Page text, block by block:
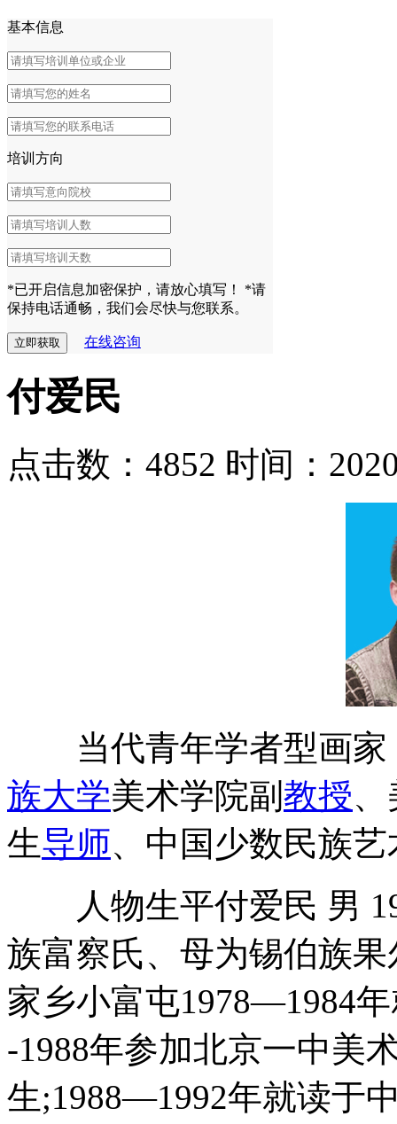
基本信息
培训方向
*已开启信息加密保护，请放心填写！
*请
保持电话通畅，我们会尽快与您联系。
在线咨询
付爱民
点击数：4852 时间：
当代青年学者型画家
族大学美术学院副教授
生导师、中国少数民族
人物生平付爱民 男
族富察氏、母为锡伯族
家乡小富屯1978—1984
-1988年参加北京一中美
生;1988—1992年就读于